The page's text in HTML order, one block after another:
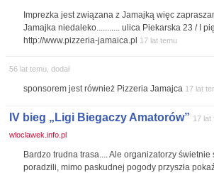
Imprezka jest związana z Jamajką więc
Jamajka niedaleko........... ulica Piekarska 23 / I
http://www.pizzeria-jamaica.pl 17 lat temu
56 lat temu, dodał
sponsorem jest również Pizzeria Jamajca 17 lat
IV bieg „Ligi Biegaczy Amatorów” 17 lat
wloclawek.info.pl
Bardzo trudna trasa.... Ale organizatorzy świetnie
poradzili, mimo paskudnej pogody przyszła